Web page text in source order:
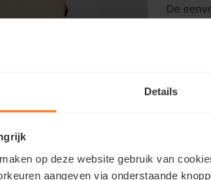
Details
op deze website gebruik van
aangeven via onderstaande
De
des te
4. Slim